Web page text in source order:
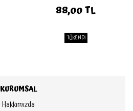
88,00 TL
TÜKENDİ
KURUMSAL
Hakkımızda